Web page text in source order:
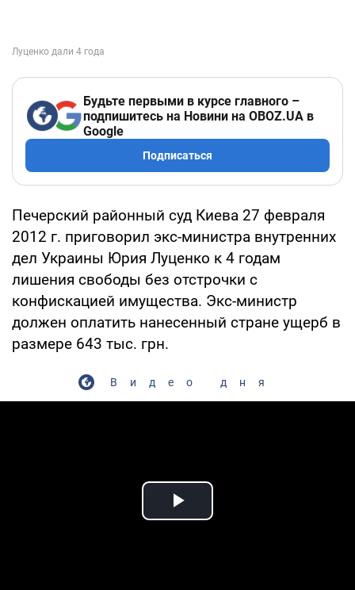
Будьте первыми в курсе главного –
подпишитесь на Новини на OBOZ.UA в
Google
Подписаться
Печерский районный суд Киева 27 февраля
2012 г. приговорил экс-министра внутренних
дел Украины Юрия Луценко к 4 годам
лишения свободы без отстрочки с
конфискацией имущества. Экс-министр
должен оплатить нанесенный стране ущерб в
размере 643 тыс. грн.
Видео дня
Play Video